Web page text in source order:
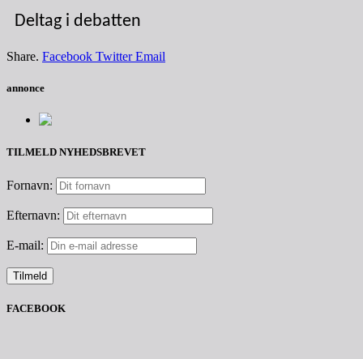
Deltag i debatten
Share. Facebook Twitter Email
annonce
TILMELD NYHEDSBREVET
Fornavn:
Efternavn:
E-mail:
FACEBOOK